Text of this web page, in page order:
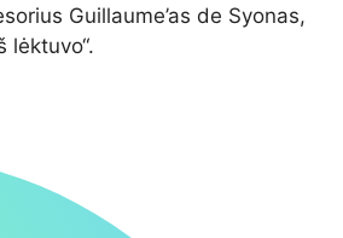
Guillaume’as de Syonas,
lėktuvo“.